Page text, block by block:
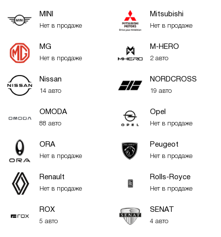
MINI
Нет в продаже
Mitsubishi
Нет в продаже
MG
Нет в продаже
M-HERO
2 авто
Nissan
14 авто
NORDCROSS
19 авто
OMODA
88 авто
Opel
Нет в продаже
ORA
Нет в продаже
Peugeot
Нет в продаже
Renault
Нет в продаже
Rolls-Royce
Нет в продаже
ROX
5 авто
SENAT
4 авто